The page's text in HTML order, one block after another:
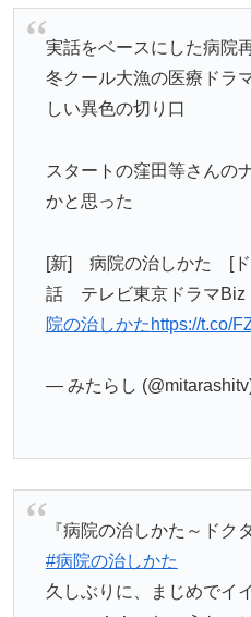
実話をベースにした病院
冬クール大漁の医療ドラ
しい異色の切り口
スタートの窪田等さんの
かと思った
[新] 病院の治しかた [
話 テレビ東京ドラマ
院の治しかた https://t.co/
— みたらし
『病院の治しかた～ドク
#病院の治しかた
久しぶりに、まじめでイ